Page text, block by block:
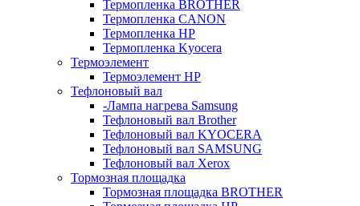
Термопленка BROTHER
Термопленка CANON
Термопленка HP
Термопленка Kyocera
Термоэлемент
Термоэлемент НР
Тефлоновый вал
-Лампа нагрева Samsung
Тефлоновый вал Brother
Тефлоновый вал KYOCERA
Тефлоновый вал SAMSUNG
Тефлоновый вал Xerox
Тормозная площадка
Тормозная площадка BROTHER